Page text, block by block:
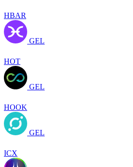
HBAR
GEL
HOT
GEL
HOOK
GEL
ICX